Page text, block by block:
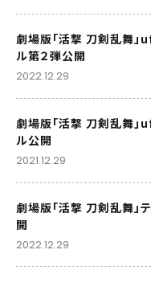
劇場版「活撃 刀剣乱舞
ル第２弾公開
2022.12.29
劇場版「活撃 刀剣乱舞
ル公開
2021.12.29
劇場版「活撃 刀剣乱舞」
開
2022.12.29